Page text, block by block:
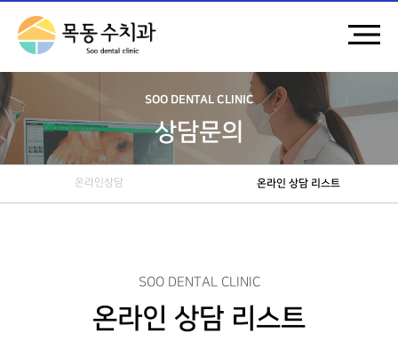
SOO DENTAL CLINIC
상담문의
온라인상담 온라인 상담 리스트
SOO DENTAL CLINIC
온라인 상담 리스트